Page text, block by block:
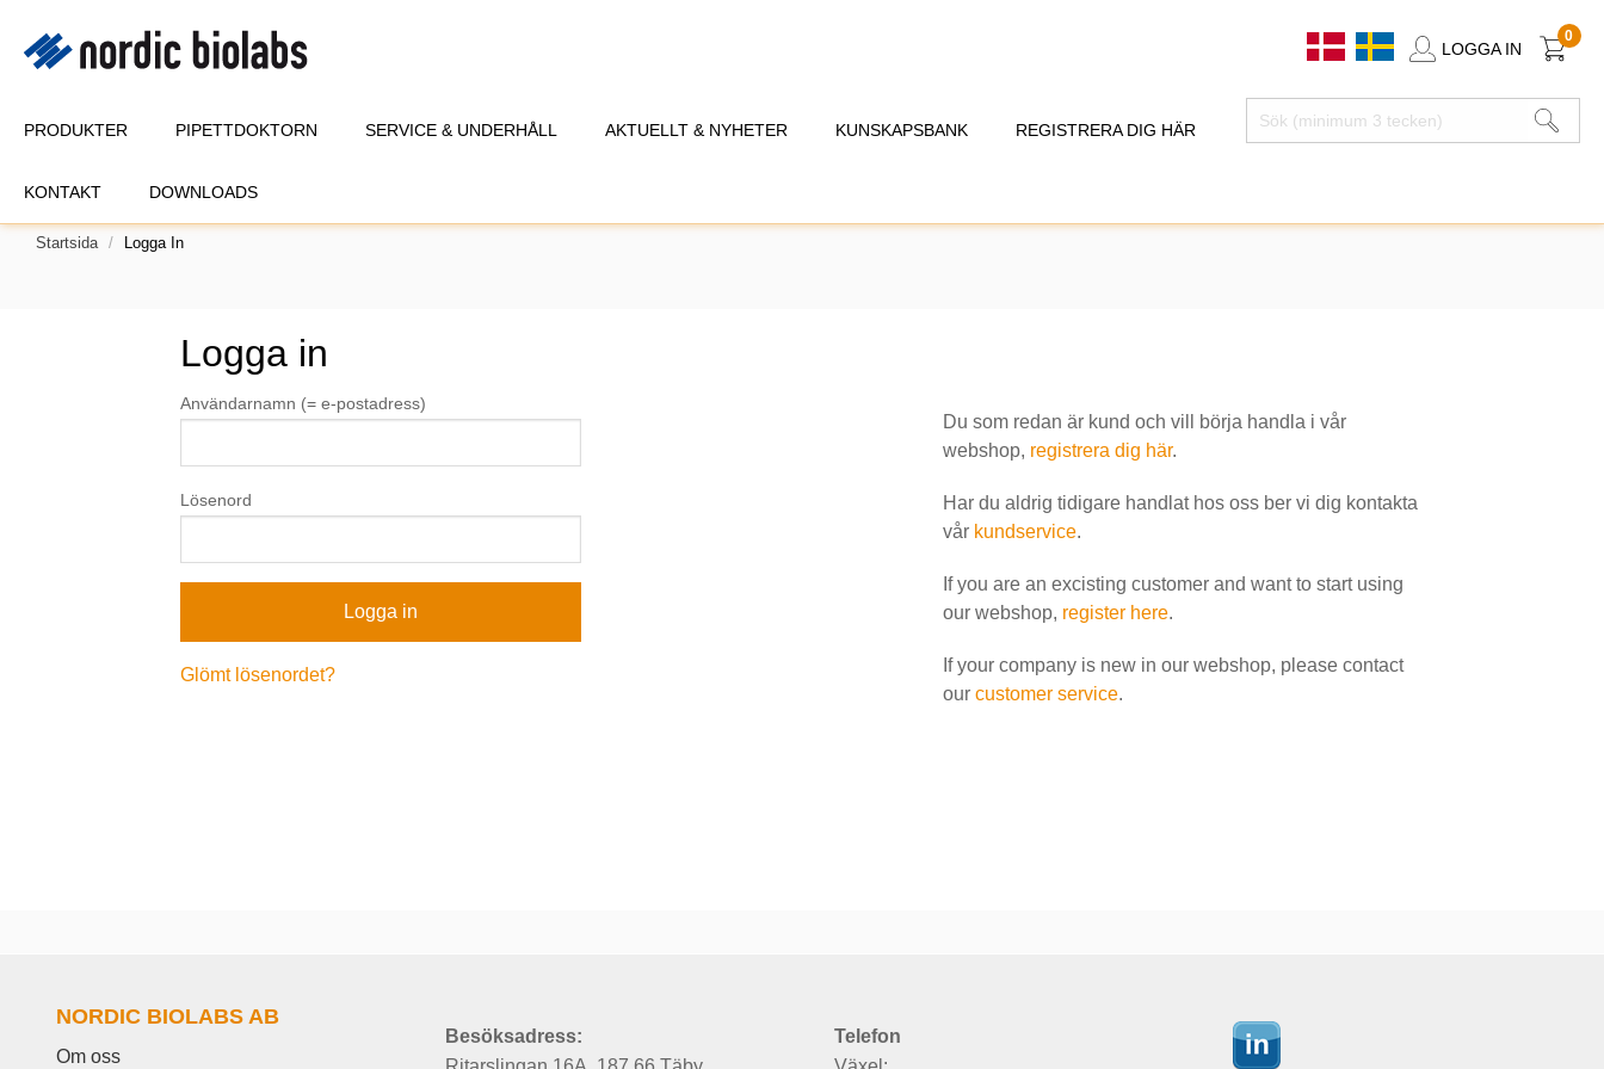
LOGGA IN
0
PRODUKTER PIPETTDOKTORN SERVICE & UNDERHÅLL AKTUELLT & NYHETER KUNSKAPSBANK REGISTRERA DIG HÄR
KONTAKT DOWNLOADS
Startsida Logga In
Logga in
Användarnamn (= e-postadress)
Lösenord
Glömt lösenordet?
Du som redan är kund och vill börja handla i vår
webshop, registrera dig här.
Har du aldrig tidigare handlat hos oss ber vi dig kontakta
vår kundservice.
If you are an excisting customer and want to start using
our webshop, register here.
If your company is new in our webshop, please contact
our customer service.
NORDIC BIOLABS AB
Om oss
Besöksadress:
Telefon